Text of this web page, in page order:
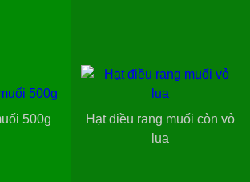
500g
Hạt điều rang muối còn vỏ
lụa